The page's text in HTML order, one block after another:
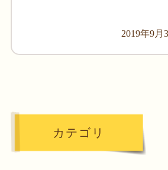
2019年9月
カテゴリ